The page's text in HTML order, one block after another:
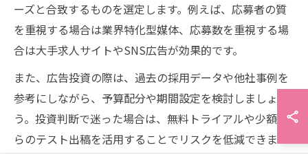
ーズと合致するものを選定します。例えば、応募者の質
を重視する場合は業界特化型媒体、応募数を重視する場
合は大手求人サイトやSNS広告が効果的です。
また、広告投資の際は、過去の採用データや他社事例を
参考にしながら、予算配分や期間設定を検討しましょ
う。投資判断で迷った場合は、無料トライアルや少額か
らのテスト出稿を活用することでリスクを低減できま